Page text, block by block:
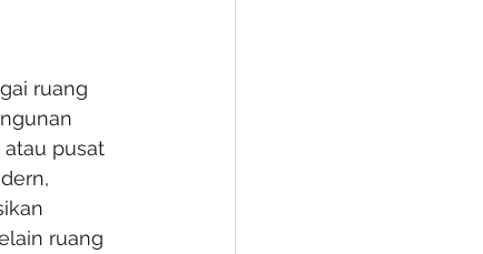
ruang
pusat
ruang